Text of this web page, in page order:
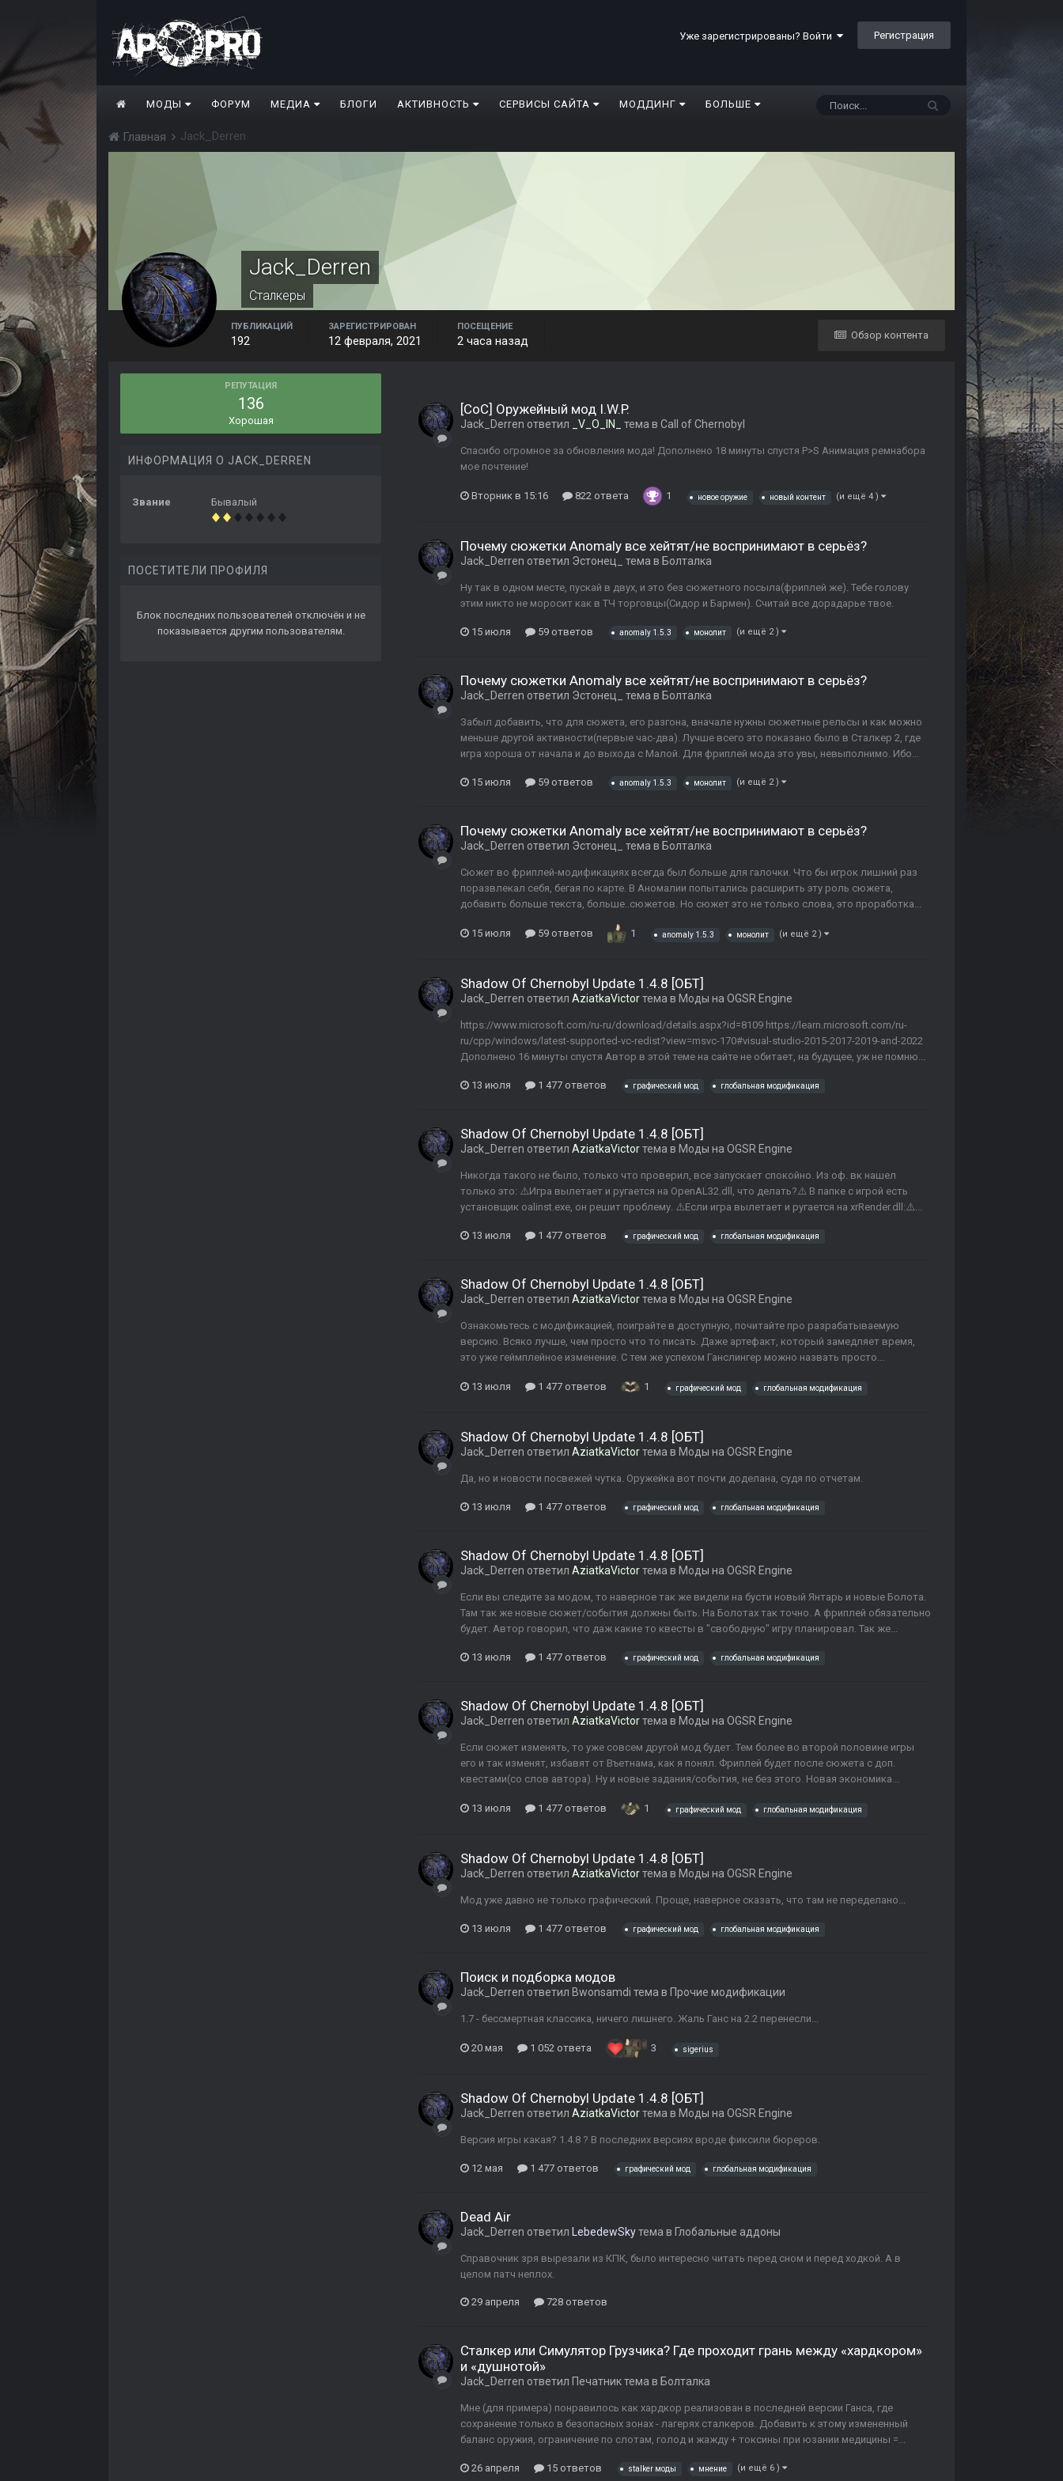
Уже зарегистрированы? Войти Регистрация
МОДЫ ФОРУМ МЕДИА БЛОГИ АКТИВНОСТЬ СЕРВИСЫ САЙТА МОДДИНГ БОЛЬШЕ
Главная Jack_Derren
Jack_Derren
Сталкеры
Обзор контента
ПУБЛИКАЦИЙ
192
ЗАРЕГИСТРИРОВАН
12 февраля, 2021
ПОСЕЩЕНИЕ
2 часа назад
РЕПУТАЦИЯ
136
Хорошая
ИНФОРМАЦИЯ О JACK_DERREN
Звание Бывалый
ПОСЕТИТЕЛИ ПРОФИЛЯ
Блок последних пользователей отключён и не
показывается другим пользователям.
[CoC] Оружейный мод I.W.P.
Jack_Derren ответил _V_O_IN_ тема в Call of Chernobyl
Спасибо огромное за обновления мода! Дополнено 18 минуты спустя P>S Анимация ремнабора
мое почтение!
Вторник в 15:16 822 ответа 1 новое оружие новый контент (и ещё 4 )
Почему сюжетки Anomaly все хейтят/не воспринимают в серьёз?
Jack_Derren ответил Эстонец_ тема в Болталка
Ну так в одном месте, пускай в двух, и это без сюжетного посыла(фриплей же). Тебе голову
этим никто не моросит как в ТЧ торговцы(Сидор и Бармен). Считай все дорадарье твое.
15 июля 59 ответов anomaly 1.5.3 монолит (и ещё 2 )
Почему сюжетки Anomaly все хейтят/не воспринимают в серьёз?
Jack_Derren ответил Эстонец_ тема в Болталка
Забыл добавить, что для сюжета, его разгона, вначале нужны сюжетные рельсы и как можно
меньше другой активности(первые час-два). Лучше всего это показано было в Сталкер 2, где
игра хороша от начала и до выхода с Малой. Для фриплей мода это увы, невыполнимо. Ибо...
15 июля 59 ответов anomaly 1.5.3 монолит (и ещё 2 )
Почему сюжетки Anomaly все хейтят/не воспринимают в серьёз?
Jack_Derren ответил Эстонец_ тема в Болталка
Сюжет во фриплей-модификациях всегда был больше для галочки. Что бы игрок лишний раз
поразвлекал себя, бегая по карте. В Аномалии попытались расширить эту роль сюжета,
добавить больше текста, больше..сюжетов. Но сюжет это не только слова, это проработка...
15 июля 59 ответов 1 anomaly 1.5.3 монолит (и ещё 2 )
Shadow Of Chernobyl Update 1.4.8 [ОБТ]
Jack_Derren ответил AziatkaVictorтема в Моды на OGSR Engine
https://www.microsoft.com/ru-ru/download/details.aspx?id=8109 https://learn.microsoft.com/ru-
ru/cpp/windows/latest-supported-vc-redist?view=msvc-170#visual-studio-2015-2017-2019-and-2022
Дополнено 16 минуты спустя Автор в этой теме на сайте не обитает, на будущее, уж не помню...
13 июля 1 477 ответов графический мод глобальная модификация
Shadow Of Chernobyl Update 1.4.8 [ОБТ]
Jack_Derren ответил AziatkaVictorтема в Моды на OGSR Engine
Никогда такого не было, только что проверил, все запускает спокойно. Из оф. вк нашел
только это: ⚠️Игра вылетает и ругается на OpenAL32.dll, что делать?⚠️ В папке с игрой есть
установщик oalinst.exe, он решит проблему. ⚠️Если игра вылетает и ругается на xrRender.dll:⚠️...
13 июля 1 477 ответов графический мод глобальная модификация
Shadow Of Chernobyl Update 1.4.8 [ОБТ]
Jack_Derren ответил AziatkaVictorтема в Моды на OGSR Engine
Ознакомьтесь с модификацией, поиграйте в доступную, почитайте про разрабатываемую
версию. Всяко лучше, чем просто что то писать. Даже артефакт, который замедляет время,
это уже геймплейное изменение. С тем же успехом Ганслингер можно назвать просто...
13 июля 1 477 ответов 1 графический мод глобальная модификация
Shadow Of Chernobyl Update 1.4.8 [ОБТ]
Jack_Derren ответил AziatkaVictorтема в Моды на OGSR Engine
Да, но и новости посвежей чутка. Оружейка вот почти доделана, судя по отчетам.
13 июля 1 477 ответов графический мод глобальная модификация
Shadow Of Chernobyl Update 1.4.8 [ОБТ]
Jack_Derren ответил AziatkaVictorтема в Моды на OGSR Engine
Если вы следите за модом, то наверное так же видели на бусти новый Янтарь и новые Болота.
Там так же новые сюжет/события должны быть. На Болотах так точно. А фриплей обязательно
будет. Автор говорил, что даж какие то квесты в "свободную" игру планировал. Так же...
13 июля 1 477 ответов графический мод глобальная модификация
Shadow Of Chernobyl Update 1.4.8 [ОБТ]
Jack_Derren ответил AziatkaVictorтема в Моды на OGSR Engine
Если сюжет изменять, то уже совсем другой мод будет. Тем более во второй половине игры
его и так изменят, избавят от Въетнама, как я понял. Фриплей будет после сюжета с доп.
квестами(со слов автора). Ну и новые задания/события, не без этого. Новая экономика...
13 июля 1 477 ответов 1 графический мод глобальная модификация
Shadow Of Chernobyl Update 1.4.8 [ОБТ]
Jack_Derren ответил AziatkaVictorтема в Моды на OGSR Engine
Мод уже давно не только графический. Проще, наверное сказать, что там не переделано...
13 июля 1 477 ответов графический мод глобальная модификация
Поиск и подборка модов
Jack_Derren ответил Bwonsamdi тема в Прочие модификации
1.7 - бессмертная классика, ничего лишнего. Жаль Ганс на 2.2 перенесли...
20 мая 1 052 ответа 3 sigerius
Shadow Of Chernobyl Update 1.4.8 [ОБТ]
Jack_Derren ответил AziatkaVictorтема в Моды на OGSR Engine
Версия игры какая? 1.4.8 ? В последних версиях вроде фиксили бюреров.
12 мая 1 477 ответов графический мод глобальная модификация
Dead Air
Jack_Derren ответил LebedewSkyтема в Глобальные аддоны
Справочник зря вырезали из КПК, было интересно читать перед сном и перед ходкой. А в
целом патч неплох.
29 апреля 728 ответов
Сталкер или Симулятор Грузчика? Где проходит грань между «хардкором»
и «душнотой»
Jack_Derren ответил Печатниктема в Болталка
Мне (для примера) понравилось как хардкор реализован в последней версии Ганса, где
сохранение только в безопасных зонах - лагерях сталкеров. Добавить к этому измененный
баланс оружия, ограничение по слотам, голод и жажду + токсины при юзании медицины =...
26 апреля 15 ответов stalker моды мнение (и ещё 6 )